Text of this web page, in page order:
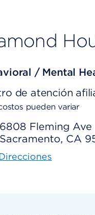
/ Mental
de atención
pueden variar
6808 Fleming Ave
Sacramento, CA